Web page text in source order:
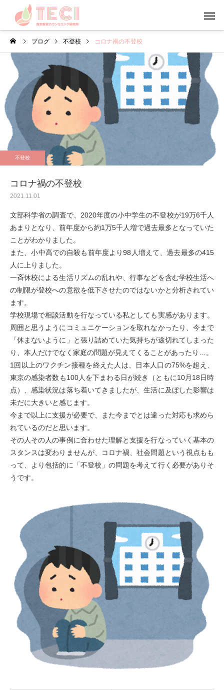
カウンセリング メンタルフ
やる気について考えてみよ
う
ブログ 不登校 コロナ禍の不登校
不登校
コロナ禍の不登校
2021.11.01
文部科学省の調査で、2020年度の小中学生の不登校が19万6千人
あまりとなり、前年度から約1万5千人増で過去最多となっていた
ことがわかりました。
また、小中高での自殺も前年度より98人増えて、過去最多の415
人に上りました。
一斉休校による生活リズムの乱れや、行事などを含む学校生活へ
の制限が登校への意欲を低下させたのではないかと分析されてい
ます。
学校現場で相談活動を行なっている私としても実感があります。
周囲と思うようにコミュニケーションを取れなかったり、今まで
「休まないように」と張り詰めていた気持ちが途切れてしまった
り、本人だけでなく家庭の問題が見えてくることがあったり…。
1回以上のワクチン接種を終えた人は、日本人口の75%を超え、
東京の感染者数も100人を下まわる日が続き（ともに10月18日時
点）、感染状況は落ち着いてきましたが、生活に及ぼした影響は
未だに大きいと感じます。
今まで以上に支援が必要で、また今までとは違った対応も求めら
れているのだと思います。
その人その人の事例に合わせた理解と支援を行なっていく基本の
スタンスは変わりませんが、コロナ禍、社会問題という視点もも
って、より包括的に「不登校」の問題を考えて行く必要がありそ
うです。